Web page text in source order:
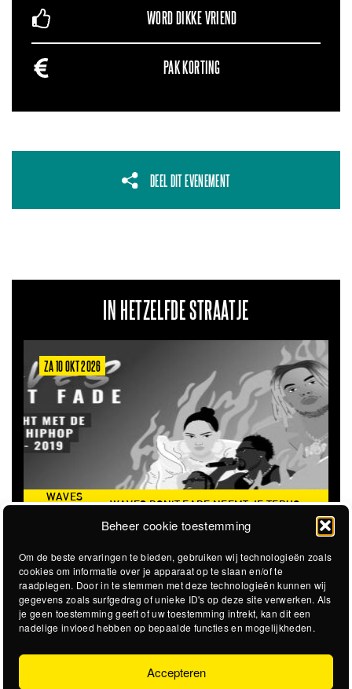
Beheer cookie toestemming
Om de beste ervaringen te bieden, gebruiken wij technologieën zoals
cookies om informatie over je apparaat op te slaan en/of te
raadplegen. Door in te stemmen met deze technologieën kunnen wij
gegevens zoals surfgedrag of unieke ID's op deze site verwerken. Als
je geen toestemming geeft of uw toestemming intrekt, kan dit een
nadelige invloed hebben op bepaalde functies en mogelijkheden.
Accepteren
WORD DIKKE VRIEND
PAK KORTING
DEEL DIT EVENEMENT
IN HETZELFDE STRAATJE
WAVES DON'T FADE NEEMT JE TERUG
NAAR DE ICONISCHE ZOMER VAN 2016
ZA 6 MRT 2027
THE